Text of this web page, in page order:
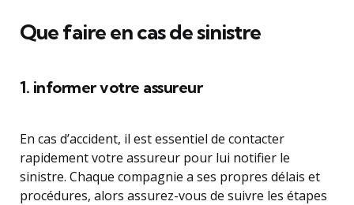
Que faire en cas de sinistre
1. informer votre assureur
En cas d’accident, il est essentiel de contacter
rapidement votre assureur pour lui notifier le
sinistre. Chaque compagnie a ses propres délais et
procédures, alors assurez-vous de suivre les étapes